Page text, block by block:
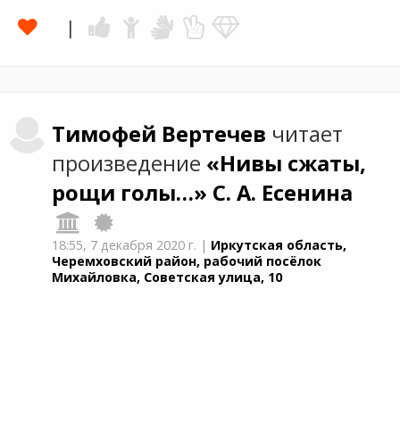
Тимофей Вертечев читает
произведение «Нивы сжаты,
рощи голы…» С. А. Есенина
18:55, 7 декабря 2020 г. | Иркутская область,
Черемховский район, рабочий посёлок
Михайловка, Советская улица, 10